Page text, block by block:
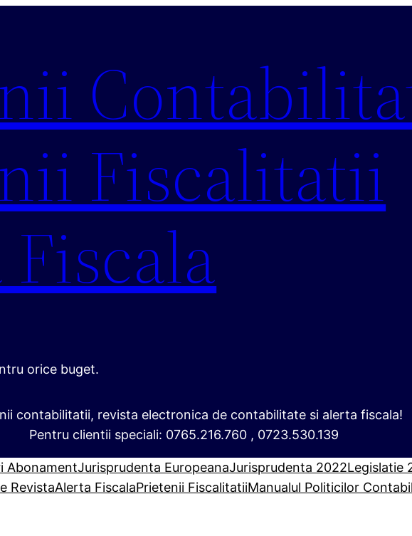
Fiscalitatii
orice buget.
contabilitatii, revista electronica de contabilitate si alerta fiscala!
Pentru clientii speciali: 0765.216.760 , 0723.530.139
AbonamentJurisprudenta EuropeanaJurisprudenta 2022Legislatie
RevistaAlerta FiscalaPrietenii FiscalitatiiManualul Politicilor